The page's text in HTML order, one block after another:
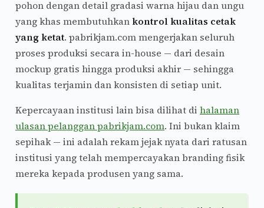
pohon dengan detail gradasi warna hijau dan ungu
yang khas membutuhkankontrol kualitas cetak
yang ketat. pabrikjam.com mengerjakan seluruh
proses produksi secara in-house — dari desain
mockup gratis hingga produksi akhir — sehingga
kualitas terjamin dan konsisten di setiap unit.
Kepercayaan institusi lain bisa dilihat di halaman
ulasan pelanggan pabrikjam.com. Ini bukan klaim
sepihak — ini adalah rekam jejak nyata dari ratusan
institusi yang telah mempercayakan branding fisik
mereka kepada produsen yang sama.